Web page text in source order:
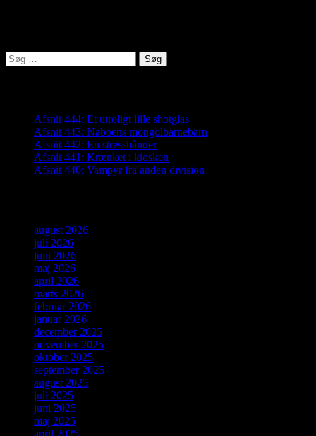
Søg
efter:
Afsnit 444: Et utroligt lille shotglas
Afsnit 443: Naboens mongolbarnebarn
Afsnit 442: En stresshånder
Afsnit 441: Krænket i kiosken
Afsnit 440: Vampyr fra anden division
august 2026
juli 2026
juni 2026
maj 2026
april 2026
marts 2026
februar 2026
januar 2026
december 2025
november 2025
oktober 2025
september 2025
august 2025
juli 2025
juni 2025
maj 2025